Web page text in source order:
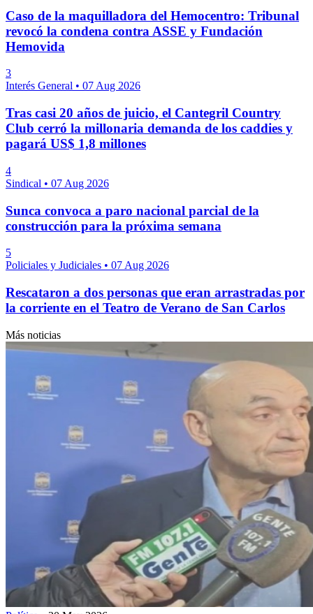
Caso de la maquilladora del Hemocentro: Tribunal
revocó la condena contra ASSE y Fundación
Hemovida
3
Interés General • 07 Aug 2026
Tras casi 20 años de juicio, el Cantegril Country
Club cerró la millonaria demanda de los caddies y
pagará US$ 1,8 millones
4
Sindical • 07 Aug 2026
Sunca convoca a paro nacional parcial de la
construcción para la próxima semana
5
Policiales y Judiciales • 07 Aug 2026
Rescataron a dos personas que eran arrastradas por
la corriente en el Teatro de Verano de San Carlos
Más noticias